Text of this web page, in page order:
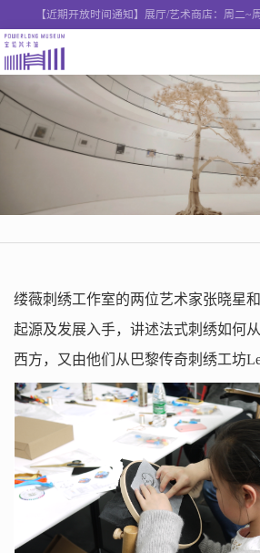
【近期开放时间通知】展厅/艺术商店：周二~
馆），艺术西餐厅：周二-周日
缕薇刺绣工作室的两位艺术家张晓星
起源及发展入手，讲述法式刺绣如何
西方，又由他们从巴黎传奇刺绣工坊